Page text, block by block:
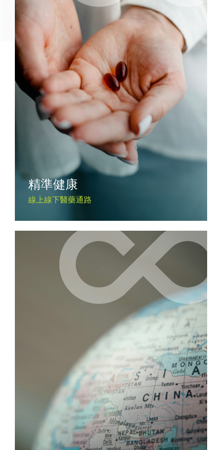
精準健康
線上線下醫藥通路